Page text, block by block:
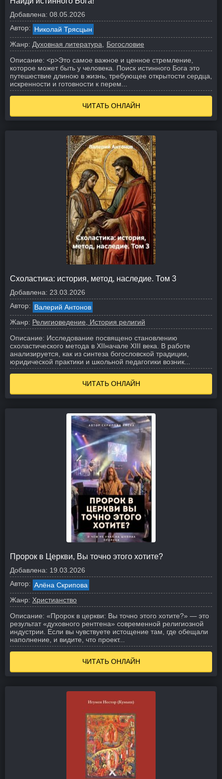
Добавлена: 08.05.2026
Автор: Николай Трясцын
Жанр: Духовная литература
Богословие
Описание: <p>Это самое важное и ценное стремление,
которое может быть у человека. Поиск истинного Бога это
путешествие длиною в жизнь, требующее открытости сердца,
искренности и готовности к перем...
ЧИТАТЬ ОНЛАЙН
Схоластика: история, метод, наследие. Том 3
Добавлена: 23.03.2026
Автор: Валерий Антонов
Жанр: Религиоведение, История религий
Описание: Исследование посвящено становлению
схоластического метода в XIIначале XIII века. В работе
анализируется, как из синтеза богословской традиции,
юридической практики и школьной педагогики возник...
ЧИТАТЬ ОНЛАЙН
Пророк в Церкви, Вы точно этого хотите?
Добавлена: 19.03.2026
Автор: Алёна Скрипова
Жанр: Христианство
Описание: «Пророк в церкви: Вы точно этого хотите?» — это
результат «духовного рентгена» современной религиозной
индустрии. Если вы чувствуете истощение там, где обещали
наполнение, и видите, что проект...
ЧИТАТЬ ОНЛАЙН